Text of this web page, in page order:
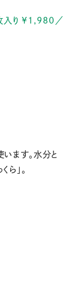
入り ¥1,980／
います。水分と
」。